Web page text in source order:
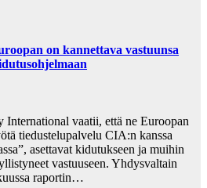
on kannettava vastuunsa
International vaatii, että ne Euroopan
tiedustelupalvelu CIA:n kanssa
asettavat kidutukseen ja muihin
vastuuseen. Yhdysvaltain
raportin…